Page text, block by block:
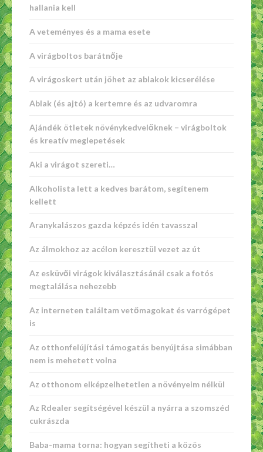
hallania kell
A veteményes és a mama esete
A virágboltos barátnője
A virágoskert után jöhet az ablakok kicserélése
Ablak (és ajtó) a kertemre és az udvaromra
Ajándék ötletek növénykedvelőknek – virágboltok
és kreatív meglepetések
Aki a virágot szereti…
Alkoholista lett a kedves barátom, segítenem
kellett
Aranykalászos gazda képzés idén tavasszal
Az álmokhoz az acélon keresztül vezet az út
Az esküvői virágok kiválasztásánál csak a fotós
megtalálása nehezebb
Az interneten találtam vetőmagokat és varrógépet
is
Az otthonfelújítási támogatás benyújtása simábban
nem is mehetett volna
Az otthonom elképzelhetetlen a növényeim nélkül
Az Rdealer segítségével készül a nyárra a szomszéd
cukrászda
Baba-mama torna: hogyan segítheti a közös